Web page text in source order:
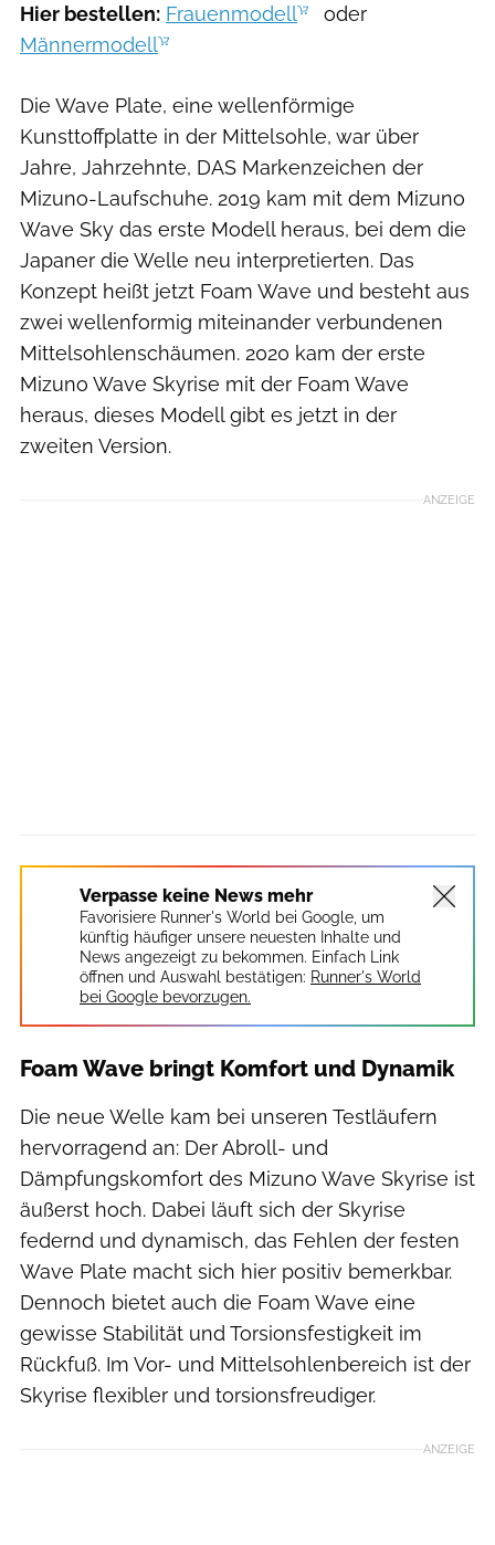
Hier bestellen: Frauenmodell
oder
Männermodell
Die Wave Plate, eine wellenförmige
Kunsttoffplatte in der Mittelsohle, war über
Jahre, Jahrzehnte, DAS Markenzeichen der
Mizuno-Laufschuhe. 2019 kam mit dem Mizuno
Wave Sky das erste Modell heraus, bei dem die
Japaner die Welle neu interpretierten. Das
Konzept heißt jetzt Foam Wave und besteht aus
zwei wellenformig miteinander verbundenen
Mittelsohlenschäumen. 2020 kam der erste
Mizuno Wave Skyrise mit der Foam Wave
heraus, dieses Modell gibt es jetzt in der
zweiten Version.
ANZEIGE
Verpasse keine News mehr
Favorisiere Runner's World bei Google, um
künftig häufiger unsere neuesten Inhalte und
News angezeigt zu bekommen. Einfach Link
öffnen und Auswahl bestätigen: Runner's World
bei Google bevorzugen.
Foam Wave bringt Komfort und Dynamik
Die neue Welle kam bei unseren Testläufern
hervorragend an: Der Abroll- und
Dämpfungskomfort des Mizuno Wave Skyrise ist
äußerst hoch. Dabei läuft sich der Skyrise
federnd und dynamisch, das Fehlen der festen
Wave Plate macht sich hier positiv bemerkbar.
Dennoch bietet auch die Foam Wave eine
gewisse Stabilität und Torsionsfestigkeit im
Rückfuß. Im Vor- und Mittelsohlenbereich ist der
Skyrise flexibler und torsionsfreudiger.
ANZEIGE